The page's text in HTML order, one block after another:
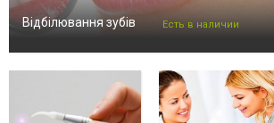
Відбілювання зубів Есть в наличии